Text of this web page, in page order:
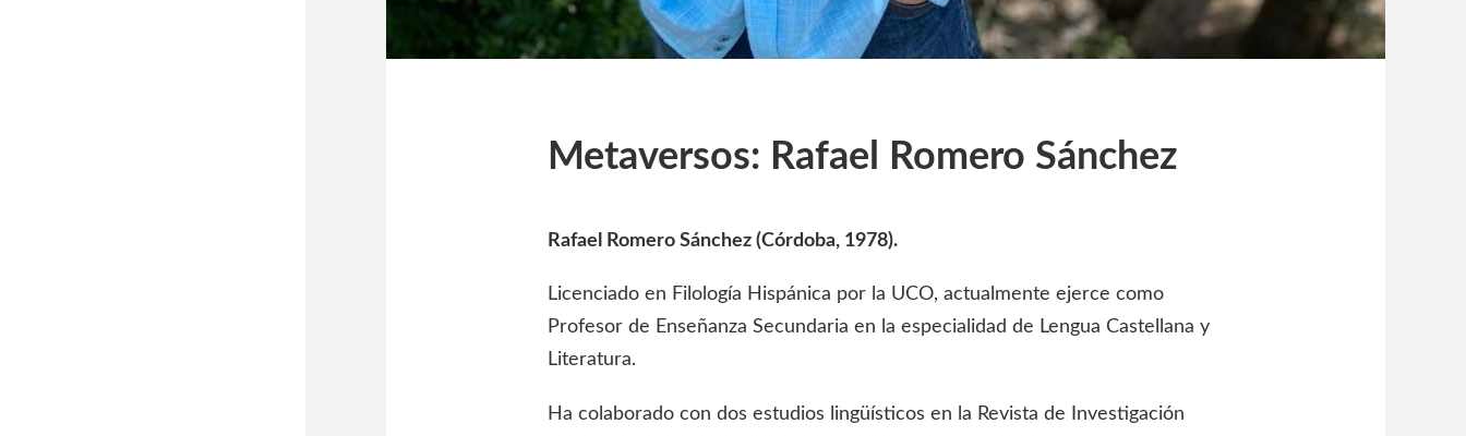
Metaversos: Rafael Romero Sánchez
Rafael Romero Sánchez (Córdoba, 1978).
Licenciado en Filología Hispánica por la UCO, actualmente ejerce como
Profesor de Enseñanza Secundaria en la especialidad de Lengua Castellana y
Literatura.
Ha colaborado con dos estudios lingüísticos en la Revista de Investigación